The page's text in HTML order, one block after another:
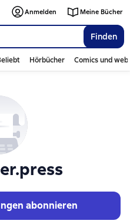
Finden
Anmelden Meine Bücher
Hörbücher Comics und
abonnieren